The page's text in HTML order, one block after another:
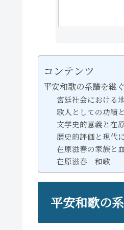
コンテンツ
平安和歌の系譜を継
宮廷社会における
歌人としての功績
文学史的意義と在
歴史的評価と現代
在原滋春の家族と
在原滋春 和歌
平安和歌の